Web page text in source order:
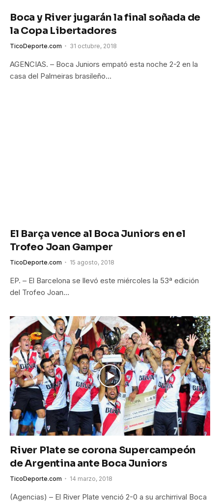
Boca y River jugarán la final soñada de
la Copa Libertadores
TicoDeporte.com 31 octubre, 2018
AGENCIAS. – Boca Juniors empató esta noche 2-2 en la
casa del Palmeiras brasileño…
El Barça vence al Boca Juniors en el
Trofeo Joan Gamper
TicoDeporte.com 15 agosto, 2018
EP. – El Barcelona se llevó este miércoles la 53ª edición
del Trofeo Joan…
River Plate se corona Supercampeón
de Argentina ante Boca Juniors
TicoDeporte.com 14 marzo, 2018
(Agencias) – El River Plate venció 2-0 a su archirrival Boca